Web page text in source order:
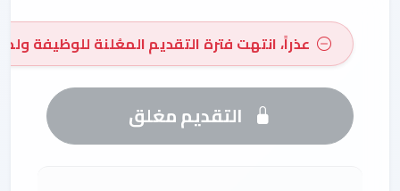
عذراً، انتهت فترة التقديم المعُلنة للوظيفة
التقديم مغلق